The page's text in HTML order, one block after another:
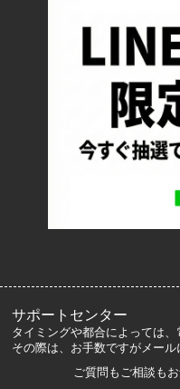
返品について
お支払い方法について
特定商取引法に基づく表
プライバシーポリシー
ロッカーズについて
サポートセンター
タイミングや都合によっては、
その際は、お手数ですがメール
ご質問もご相談も